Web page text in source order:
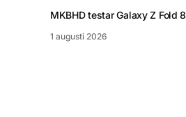
MKBHD testar Galaxy Z Fold 8
1 augusti 2026